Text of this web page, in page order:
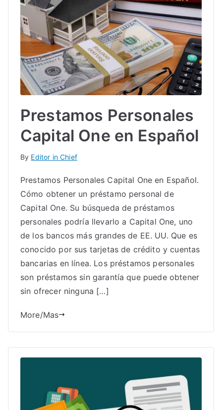
Prestamos Personales
Capital One en Español
By Editor in Chief
Prestamos Personales Capital One en Español.
Cómo obtener un préstamo personal de
Capital One. Su búsqueda de préstamos
personales podría llevarlo a Capital One, uno
de los bancos más grandes de EE. UU. Que es
conocido por sus tarjetas de crédito y cuentas
bancarias en línea. Los préstamos personales
son préstamos sin garantía que puede obtener
sin ofrecer ninguna […]
More/Mas